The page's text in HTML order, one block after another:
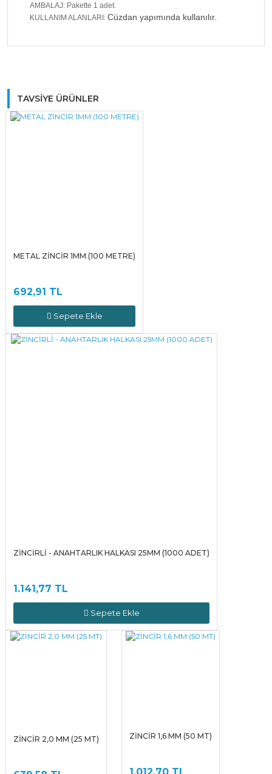
AMBALAJ: Pakette 1 adet.
KULLANIM ALANLARI: Cüzdan yapımında kullanılır.
TAVSİYE ÜRÜNLER
METAL ZİNCİR 1MM (100 METRE)
692,91 TL
Sepete Ekle
ZİNCİRLİ - ANAHTARLIK HALKASI 25MM (1000 ADET)
1.141,77 TL
Sepete Ekle
ZİNCİR 2,0 MM (25 MT) ZİNCİR 1,6 MM (50 MT)